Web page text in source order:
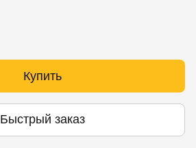
Купить
Быстрый заказ